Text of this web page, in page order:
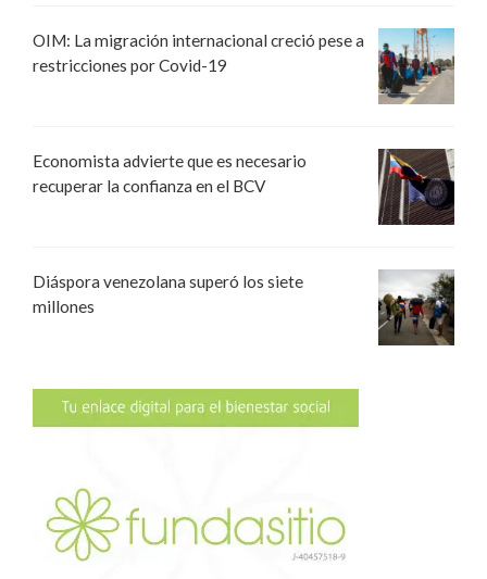
OIM: La migración internacional creció pese a
restricciones por Covid-19
Economista advierte que es necesario
recuperar la confianza en el BCV
Diáspora venezolana superó los siete
millones